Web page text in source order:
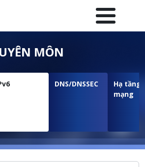
của website
MÔN
DNS/DNSSEC
Hạ tầng
mạng